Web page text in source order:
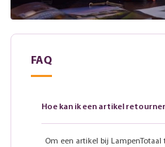
FAQ
Hoe kan ik een artikel
Om een artikel bij